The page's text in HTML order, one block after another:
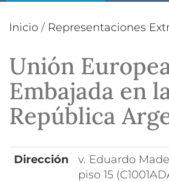
Inicio / Representaciones
Unión
Embajada en
República
Dirección
v. Eduardo
piso 15